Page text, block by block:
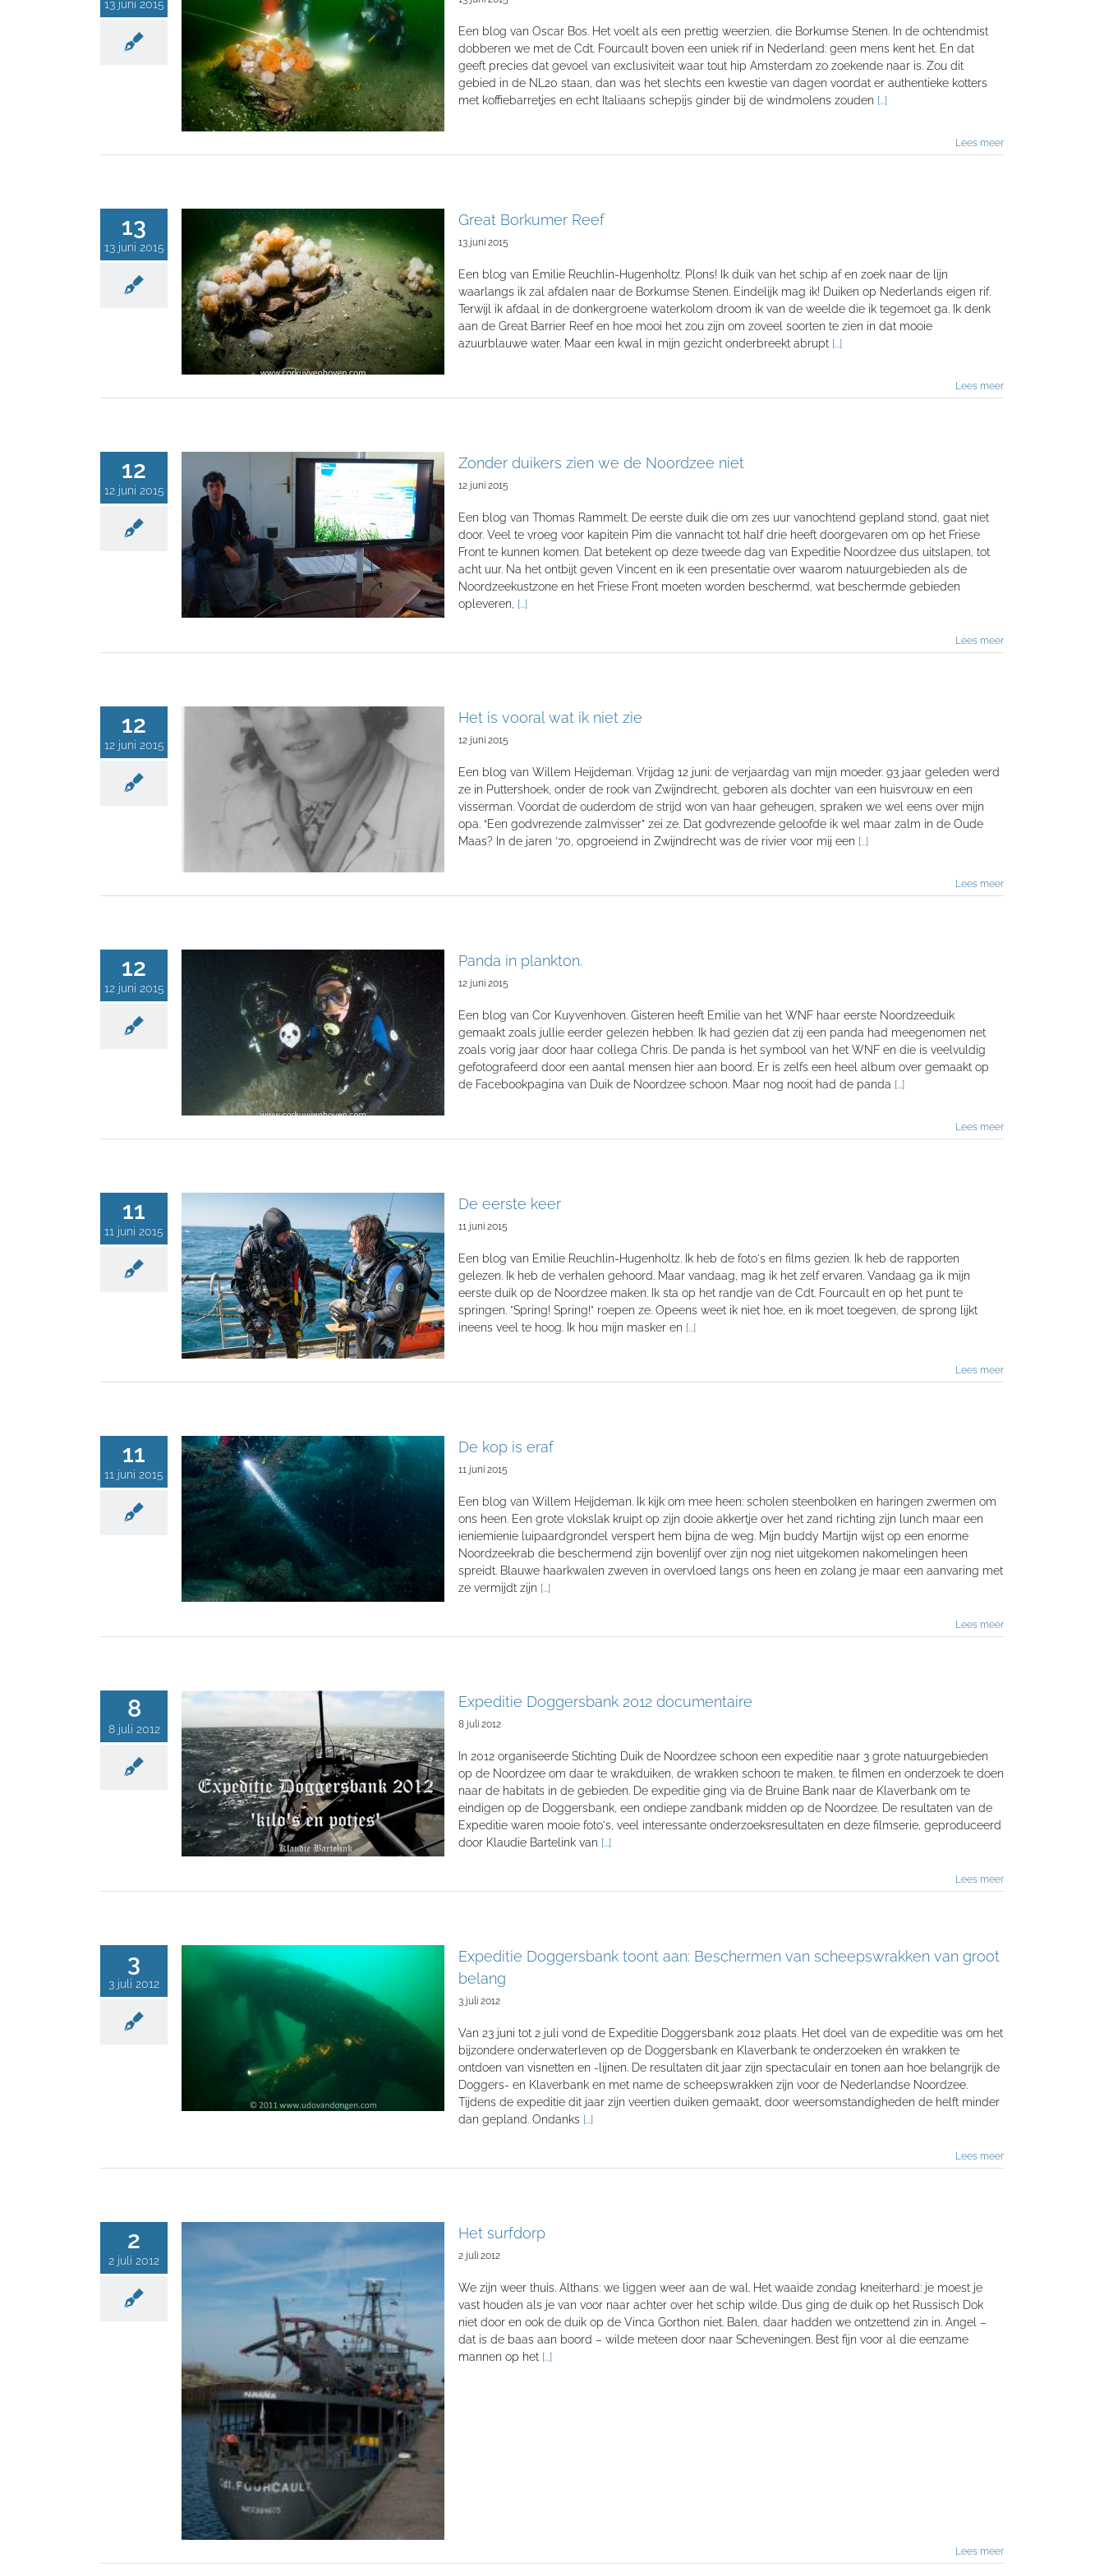
13 juni 2015
Een blog van Oscar Bos. Het voelt als een prettig weerzien, die Borkumse Stenen. In de ochtendmist
dobberen we met de Cdt. Fourcault boven een uniek rif in Nederland: geen mens kent het. En dat
geeft precies dat gevoel van exclusiviteit waar tout hip Amsterdam zo zoekende naar is. Zou dit
gebied in de NL20 staan, dan was het slechts een kwestie van dagen voordat er authentieke kotters
met koffiebarretjes en echt Italiaans schepijs ginder bij de windmolens zouden [...]
Lees meer
13
13 juni 2015
Great Borkumer Reef
13 juni 2015
Een blog van Emilie Reuchlin-Hugenholtz. Plons! Ik duik van het schip af en zoek naar de lijn
waarlangs ik zal afdalen naar de Borkumse Stenen. Eindelijk mag ik! Duiken op Nederlands eigen rif.
Terwijl ik afdaal in de donkergroene waterkolom droom ik van de weelde die ik tegemoet ga. Ik denk
aan de Great Barrier Reef en hoe mooi het zou zijn om zoveel soorten te zien in dat mooie
azuurblauwe water. Maar een kwal in mijn gezicht onderbreekt abrupt [...]
Lees meer
12
12 juni 2015
Zonder duikers zien we de Noordzee niet
12 juni 2015
Een blog van Thomas Rammelt. De eerste duik die om zes uur vanochtend gepland stond, gaat niet
door. Veel te vroeg voor kapitein Pim die vannacht tot half drie heeft doorgevaren om op het Friese
Front te kunnen komen. Dat betekent op deze tweede dag van Expeditie Noordzee dus uitslapen, tot
acht uur. Na het ontbijt geven Vincent en ik een presentatie over waarom natuurgebieden als de
Noordzeekustzone en het Friese Front moeten worden beschermd, wat beschermde gebieden
opleveren, [...]
Lees meer
12
12 juni 2015
Het is vooral wat ik niet zie
12 juni 2015
Een blog van Willem Heijdeman. Vrijdag 12 juni: de verjaardag van mijn moeder. 93 jaar geleden werd
ze in Puttershoek, onder de rook van Zwijndrecht, geboren als dochter van een huisvrouw en een
visserman. Voordat de ouderdom de strijd won van haar geheugen, spraken we wel eens over mijn
opa. “Een godvrezende zalmvisser” zei ze. Dat godvrezende geloofde ik wel maar zalm in de Oude
Maas? In de jaren ’70, opgroeiend in Zwijndrecht was de rivier voor mij een [...]
Lees meer
12
12 juni 2015
Panda in plankton.
12 juni 2015
Een blog van Cor Kuyvenhoven. Gisteren heeft Emilie van het WNF haar eerste Noordzeeduik
gemaakt zoals jullie eerder gelezen hebben. Ik had gezien dat zij een panda had meegenomen net
zoals vorig jaar door haar collega Chris. De panda is het symbool van het WNF en die is veelvuldig
gefotografeerd door een aantal mensen hier aan boord. Er is zelfs een heel album over gemaakt op
de Facebookpagina van Duik de Noordzee schoon. Maar nog nooit had de panda [...]
Lees meer
11
11 juni 2015
De eerste keer
11 juni 2015
Een blog van Emilie Reuchlin-Hugenholtz. Ik heb de foto's en films gezien. Ik heb de rapporten
gelezen. Ik heb de verhalen gehoord. Maar vandaag, mag ik het zelf ervaren. Vandaag ga ik mijn
eerste duik op de Noordzee maken. Ik sta op het randje van de Cdt. Fourcault en op het punt te
springen. "Spring! Spring!" roepen ze. Opeens weet ik niet hoe, en ik moet toegeven, de sprong lijkt
ineens veel te hoog. Ik hou mijn masker en [...]
Lees meer
11
11 juni 2015
De kop is eraf
11 juni 2015
Een blog van Willem Heijdeman. Ik kijk om mee heen: scholen steenbolken en haringen zwermen om
ons heen. Een grote vlokslak kruipt op zijn dooie akkertje over het zand richting zijn lunch maar een
ieniemienie luipaardgrondel verspert hem bijna de weg. Mijn buddy Martijn wijst op een enorme
Noordzeekrab die beschermend zijn bovenlijf over zijn nog niet uitgekomen nakomelingen heen
spreidt. Blauwe haarkwalen zweven in overvloed langs ons heen en zolang je maar een aanvaring met
ze vermijdt zijn [...]
Lees meer
8
8 juli 2012
Expeditie Doggersbank 2012 documentaire
8 juli 2012
In 2012 organiseerde Stichting Duik de Noordzee schoon een expeditie naar 3 grote natuurgebieden
op de Noordzee om daar te wrakduiken, de wrakken schoon te maken, te filmen en onderzoek te doen
naar de habitats in de gebieden. De expeditie ging via de Bruine Bank naar de Klaverbank om te
eindigen op de Doggersbank, een ondiepe zandbank midden op de Noordzee. De resultaten van de
Expeditie waren mooie foto's, veel interessante onderzoeksresultaten en deze filmserie, geproduceerd
door Klaudie Bartelink van [...]
Lees meer
3
3 juli 2012
Expeditie Doggersbank toont aan: Beschermen van scheepswrakken van groot
belang
3 juli 2012
Van 23 juni tot 2 juli vond de Expeditie Doggersbank 2012 plaats. Het doel van de expeditie was om het
bijzondere onderwaterleven op de Doggersbank en Klaverbank te onderzoeken én wrakken te
ontdoen van visnetten en -lijnen. De resultaten dit jaar zijn spectaculair en tonen aan hoe belangrijk de
Doggers- en Klaverbank en met name de scheepswrakken zijn voor de Nederlandse Noordzee.
Tijdens de expeditie dit jaar zijn veertien duiken gemaakt, door weersomstandigheden de helft minder
dan gepland. Ondanks [...]
Lees meer
2
2 juli 2012
Het surfdorp
2 juli 2012
We zijn weer thuis. Althans: we liggen weer aan de wal. Het waaide zondag kneiterhard: je moest je
vast houden als je van voor naar achter over het schip wilde. Dus ging de duik op het Russisch Dok
niet door en ook de duik op de Vinca Gorthon niet. Balen, daar hadden we ontzettend zin in. Angel –
dat is de baas aan boord – wilde meteen door naar Scheveningen. Best fijn voor al die eenzame
mannen op het [...]
Lees meer